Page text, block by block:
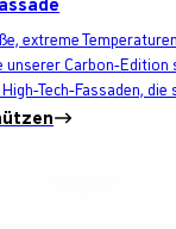
extreme
unserer Carbon-Edition
Tech-Fassaden, die